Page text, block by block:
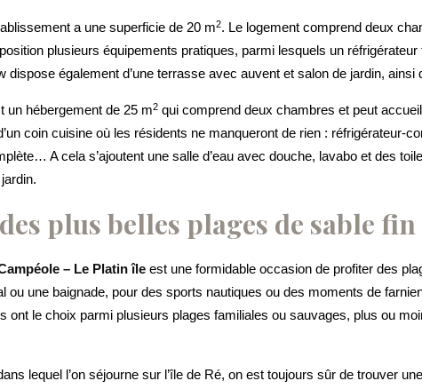
a une superficie de 20 m2. Le logement comprend deux
plusieurs équipements pratiques, parmi lesquels un
également d’une terrasse avec auvent et salon de jardin, ainsi
un hébergement de 25 m2 qui comprend deux chambres et peut
coin cuisine où les résidents ne manqueront de rien : réfrigérateur-
A cela s’ajoutent une salle d’eau avec douche, lavabo et des
plus belles plages de sable fin
– Le Platin île est une formidable occasion de profiter des
ou une baignade, pour des sports nautiques ou des moments de
le choix parmi plusieurs plages familiales ou sauvages, plus ou
lequel l’on séjourne sur l’île de Ré, on est toujours sûr de trouver